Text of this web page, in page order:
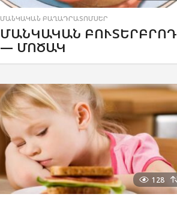
ՄԱՆԿԱԿԱՆ ԲԱՂԱԴՐԱՏՈՄՍԵՐ
ՄԱՆԿԱԿԱՆ ԲՈՒՏԵՐԲՐՈԴ
— ՄՈԾԱԿ
128